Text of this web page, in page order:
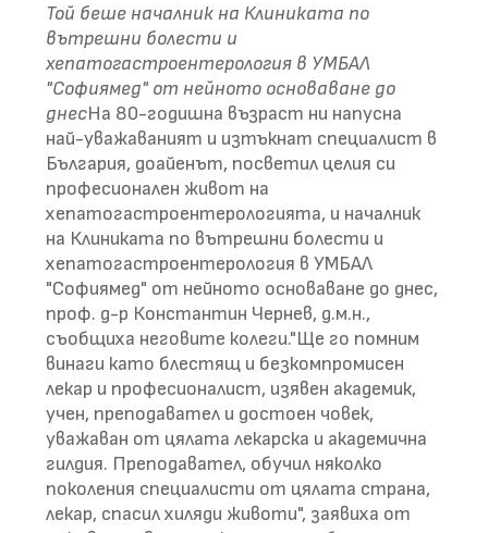
Той беше началник на Клиниката по
вътрешни болести и
хепатогастроентерология в УМБАЛ
"Софиямед" от нейното основаване до
днесНа 80-годишна възраст ни напусна
най-уважаваният и изтъкнат специалист в
България, доайенът, посветил целия си
професионален живот на
хепатогастроентерологията, и началник
на Клиниката по вътрешни болести и
хепатогастроентерология в УМБАЛ
"Софиямед" от нейното основаване до днес,
проф. д-р Константин Чернев, д.м.н.,
съобщиха неговите колеги."Ще го помним
винаги като блестящ и безкомпромисен
лекар и професионалист, изявен академик,
учен, преподавател и достоен човек,
уважаван от цялата лекарска и академична
гилдия. Преподавател, обучил няколко
поколения специалисти от цялата страна,
лекар, спасил хиляди животи", заявиха от